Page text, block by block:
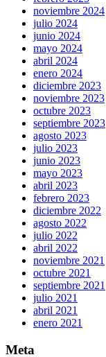
noviembre 2024
julio 2024
junio 2024
mayo 2024
abril 2024
enero 2024
diciembre 2023
noviembre 2023
octubre 2023
septiembre 2023
agosto 2023
julio 2023
junio 2023
mayo 2023
abril 2023
febrero 2023
diciembre 2022
agosto 2022
julio 2022
abril 2022
noviembre 2021
octubre 2021
septiembre 2021
julio 2021
abril 2021
enero 2021
Meta